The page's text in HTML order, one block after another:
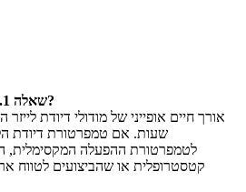
שאלה 1. כמה זמן מחזיק לייזר דיודה?
שעות. אם טמפרטורת דיודת
לטמפרטורת ההפעלה המקסימלית,
קטסטרופלית או שהביצועים לטווח